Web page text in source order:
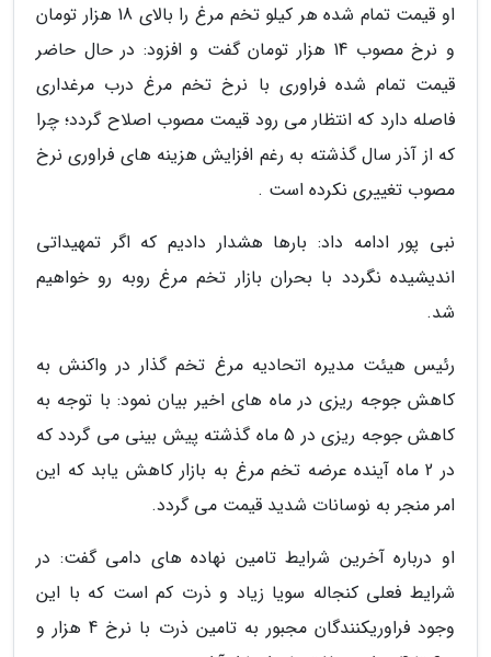
او قیمت تمام شده هر کیلو تخم مرغ را بالای 18 هزار تومان
و نرخ مصوب 14 هزار تومان گفت و افزود: در حال حاضر
قیمت تمام شده فراوری با نرخ تخم مرغ درب مرغداری
فاصله دارد که انتظار می رود قیمت مصوب اصلاح گردد؛ چرا
که از آذر سال گذشته به رغم افزایش هزینه های فراوری نرخ
مصوب تغییری نکرده است .
نبی پور ادامه داد: بارها هشدار دادیم که اگر تمهیداتی
اندیشیده نگردد با بحران بازار تخم مرغ روبه رو خواهیم
شد.
رئیس هیئت مدیره اتحادیه مرغ تخم گذار در واکنش به
کاهش جوجه ریزی در ماه های اخیر بیان نمود: با توجه به
کاهش جوجه ریزی در 5 ماه گذشته پیش بینی می گردد که
در 2 ماه آینده عرضه تخم مرغ به بازار کاهش یابد که این
امر منجر به نوسانات شدید قیمت می گردد.
او درباره آخرین شرایط تامین نهاده های دامی گفت: در
شرایط فعلی کنجاله سویا زیاد و ذرت کم است که با این
وجود فراوریکنندگان مجبور به تامین ذرت با نرخ 4 هزار و